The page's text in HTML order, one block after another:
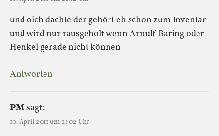
und oich dachte der gehört eh schon zum Inventar
und wird nur rausgeholt wenn Arnulf Baring oder
Henkel gerade nicht können
Antworten
PMsagt:
10. April 2011 um 21:02 Uhr